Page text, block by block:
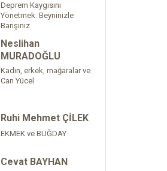
Deprem Kaygısını
Yönetmek: Beyninizle
Barışınız
Neslihan
MURADOĞLU
Kadın, erkek, mağaralar ve
Can Yücel
Ruhi Mehmet ÇİLEK
EKMEK ve BUĞDAY
Cevat BAYHAN